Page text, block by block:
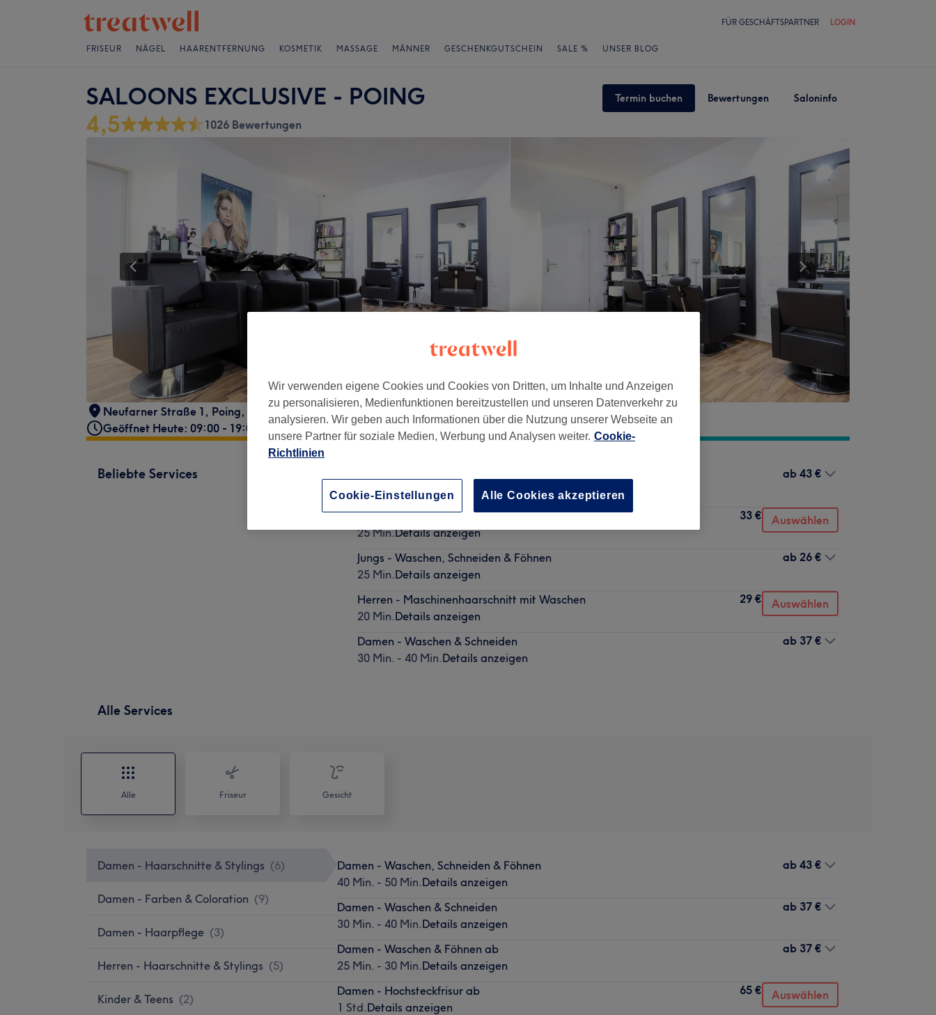
FÜR GESCHÄFTSPARTNER LOGIN
FRISEUR NÄGEL HAARENTFERNUNG KOSMETIK MASSAGE MÄNNER GESCHENKGUTSCHEIN SALE % UNSER BLOG
SALOONS EXCLUSIVE - POING Termin buchen Bewertungen Saloninfo
4,5 1026 Bewertungen
Neufarner Straße 1 , Poing, 85586 - Gehört zu Saloons
Geöffnet Heute: 09:00 - 19:00
Beliebte Services
40 Min. - 50 Min.Details anzeigen
ab 43 €
Herren - Waschen, Schneiden & Föhnen
25 Min.Details anzeigen
33 € Auswählen
Jungs - Waschen, Schneiden & Föhnen
25 Min.Details anzeigen
ab 26 €
Herren - Maschinenhaarschnitt mit Waschen
20 Min.Details anzeigen
29 € Auswählen
Damen - Waschen & Schneiden
30 Min. - 40 Min.Details anzeigen
ab 37 €
Alle Services
Alle Friseur Gesicht
Damen - Haarschnitte & Stylings (6)
Damen - Farben & Coloration (9)
Damen - Haarpflege (3)
Herren - Haarschnitte & Stylings (5)
Kinder & Teens (2)
Damen - Waschen, Schneiden & Föhnen
40 Min. - 50 Min.Details anzeigen
ab 43 €
Damen - Waschen & Schneiden
30 Min. - 40 Min.Details anzeigen
ab 37 €
Damen - Waschen & Föhnen ab
25 Min. - 30 Min.Details anzeigen
ab 37 €
Damen - Hochsteckfrisur ab
1 Std.Details anzeigen
65 € Auswählen
Wir verwenden eigene Cookies und Cookies von Dritten, um Inhalte und Anzeigen
zu personalisieren, Medienfunktionen bereitzustellen und unseren Datenverkehr zu
analysieren. Wir geben auch Informationen über die Nutzung unserer Webseite an
unsere Partner für soziale Medien, Werbung und Analysen weiter. Cookie-
Richtlinien
Cookie-Einstellungen Alle Cookies akzeptieren